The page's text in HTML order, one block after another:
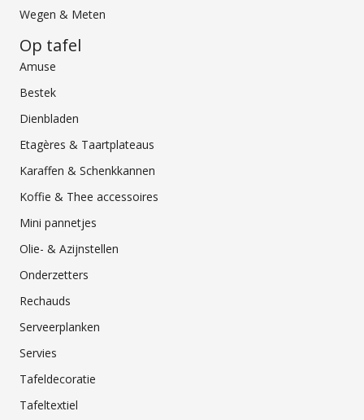
Wegen & Meten
Op tafel
Amuse
Bestek
Dienbladen
Etagères & Taartplateaus
Karaffen & Schenkkannen
Koffie & Thee accessoires
Mini pannetjes
Olie- & Azijnstellen
Onderzetters
Rechauds
Serveerplanken
Servies
Tafeldecoratie
Tafeltextiel